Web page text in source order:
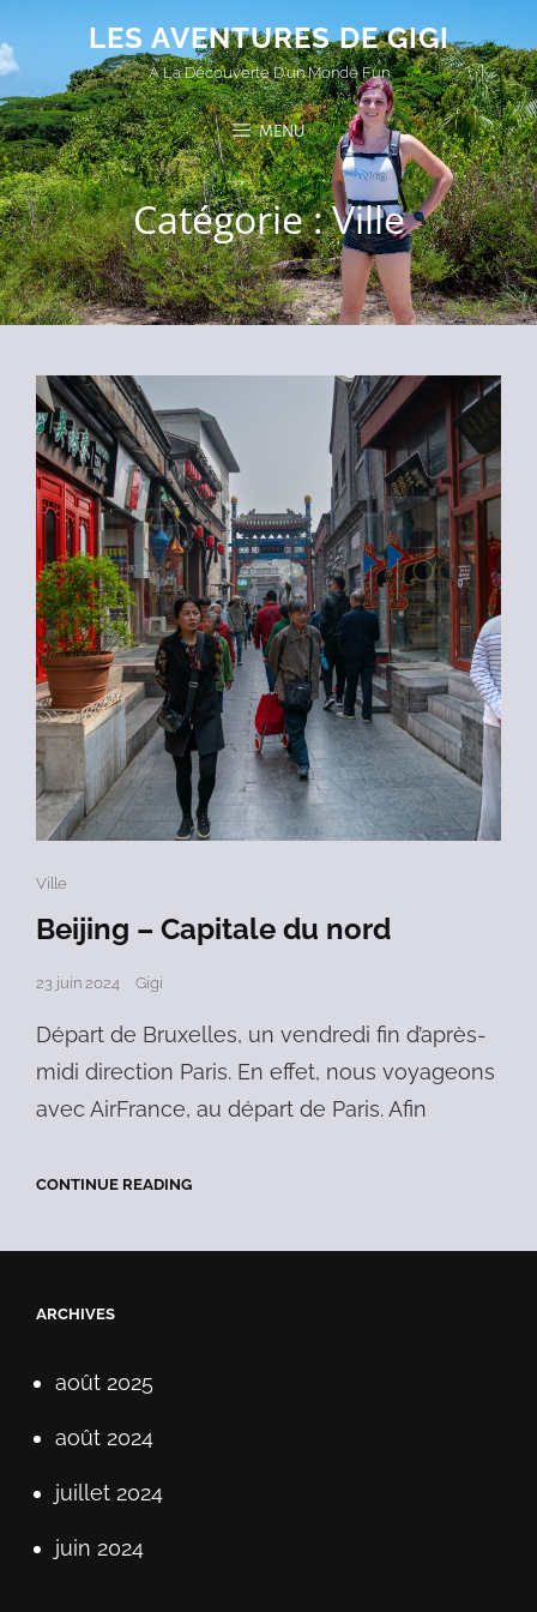
LES AVENTURES DE GIGI
A La Découverte D'un Monde Fun
MENU
Catégorie :Ville
Cat
Ville
Beijing – Capitale du nord
Posted
23 juin 2024 Gigi
Départ de Bruxelles, un vendredi fin d’après-
midi direction Paris. En effet, nous voyageons
avec AirFrance, au départ de Paris. Afin
CONTINUE READINGBEIJING
ARCHIVES
août 2025
août 2024
juillet 2024
juin 2024